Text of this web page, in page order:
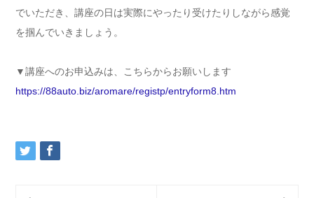
でいただき、 講座の日は実際にやったり受けたりしながら感覚
を掴んでいきまし ょう。
▼講座へのお申込みは、こちらからお願いします
https://88auto.biz/aromare/registp/entryform8.htm